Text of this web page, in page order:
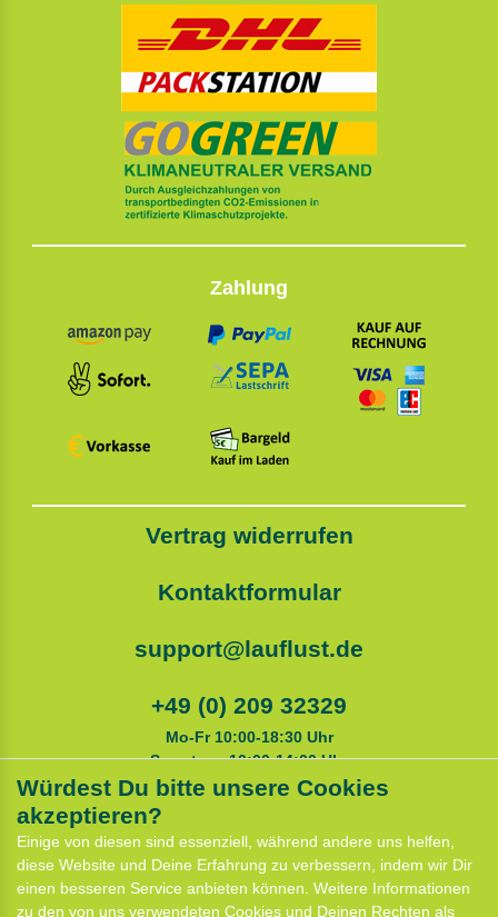
Zahlung
Vertrag widerrufen
Kontaktformular
support@lauflust.de
+49 (0) 209 32329
Mo-Fr 10:00-18:30 Uhr
Samstags 10:00-14:00 Uhr
Anfahrt
Kontaktformular
Termin für Hundeberatung
Würdest Du bitte unsere Cookies
akzeptieren?
Einige von diesen sind essenziell, während andere uns helfen,
diese Website und Deine Erfahrung zu verbessern, indem wir Dir
einen besseren Service anbieten können. Weitere Informationen
zu den von uns verwendeten Cookies und Deinen Rechten als